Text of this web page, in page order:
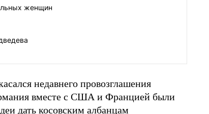
женщин
недавнего провозглашения
вместе с США и Францией были
дать косовским албанцам